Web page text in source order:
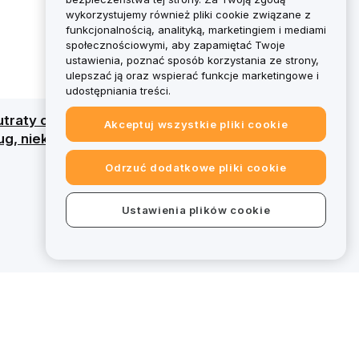
całego kapitału. Szczegółowy przegląd
niektóre oferty na bybit.eu wykraczają
wykorzystujemy również pliki cookie związane z
funkcjonalnością, analityką, marketingiem i mediami
społecznościowymi, aby zapamiętać Twoje
ustawienia, poznać sposób korzystania ze strony,
ulepszać ją oraz wspierać funkcje marketingowe i
udostępniania treści.
Akceptuj wszystkie pliki cookie
Odrzuć dodatkowe pliki cookie
Ustawienia plików cookie